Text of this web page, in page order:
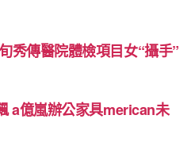
秀傳醫院體檢項目女“攝手”
a億嵐辦公家具merican未